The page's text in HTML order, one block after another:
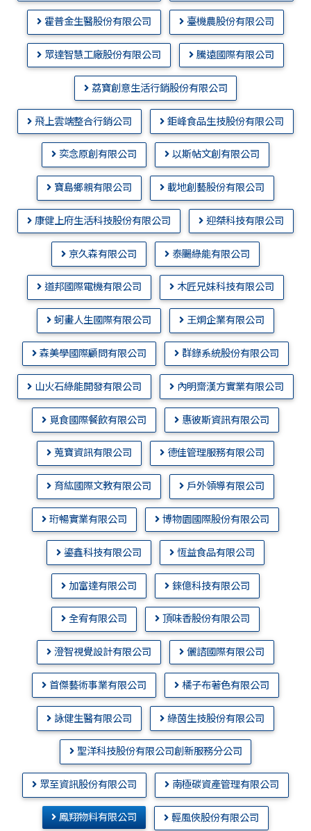
霍普金生醫股份有限公司 臺機農股份有限公司
眾達智慧工廠股份有限公司 騰遠國際有限公司
荔寶創意生活行銷股份有限公司
飛上雲端整合行銷公司 鉅峰食品生技股份有限公司
奕念原創有限公司 以斯帖文創有限公司
寶島鄉親有限公司 載地創藝股份有限公司
康健上府生活科技股份有限公司 迎桀科技有限公司
京久森有限公司 泰颺綠能有限公司
道邦國際電機有限公司 木匠兄妹科技有限公司
蚵畫人生國際有限公司 王炯企業有限公司
森美學國際顧問有限公司 群錄系統股份有限公司
山火石綠能開發有限公司 內明齋漢方實業有限公司
覓食國際餐飲有限公司 惠彼斯資訊有限公司
蒐寶資訊有限公司 德佳管理服務有限公司
育紘國際文教有限公司 戶外領導有限公司
珩暢實業有限公司 博物園國際股份有限公司
鎏鑫科技有限公司 恆益食品有限公司
加富達有限公司 錸億科技有限公司
全宥有限公司 頂味香股份有限公司
澄智視覺設計有限公司 儷諮國際有限公司
首傑藝術事業有限公司 橘子布著色有限公司
詠健生醫有限公司 綠茵生技股份有限公司
聖洋科技股份有限公司創新服務分公司
眾至資訊股份有限公司 南極碳資產管理有限公司
鳳翔物料有限公司 輕風俠股份有限公司